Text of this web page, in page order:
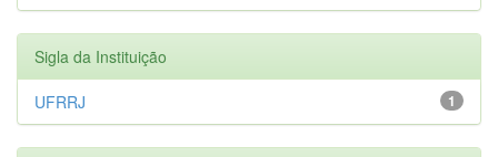
Sigla da Instituição
1
UFRRJ